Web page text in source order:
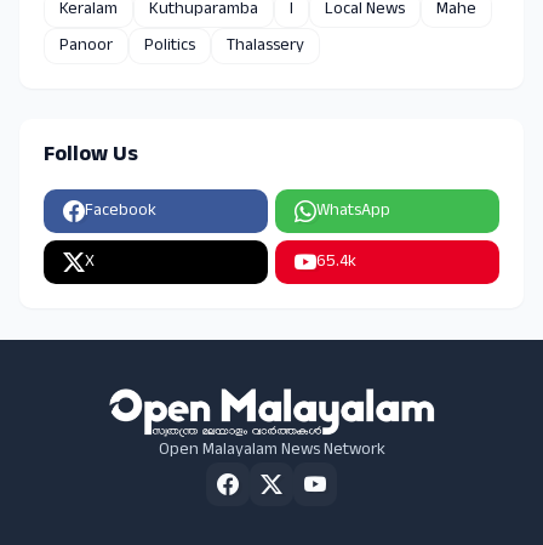
Keralam
Kuthuparamba l Local News
Mahe
Panoor
Politics Thalassery
Follow Us
Facebook WhatsApp
X 65.4k
Open Malayalam News Network